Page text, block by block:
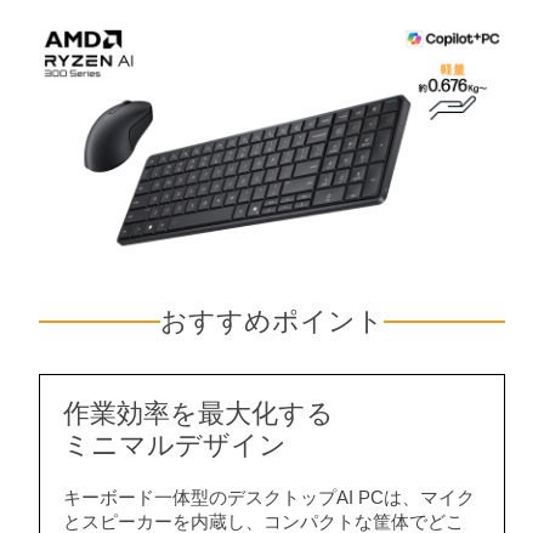
おすすめポイント
作業効率を最大化する
ミニマルデザイン
キーボード一体型のデスクトップAI PCは、マイク
とスピーカーを内蔵し、コンパクトな筐体でどこ